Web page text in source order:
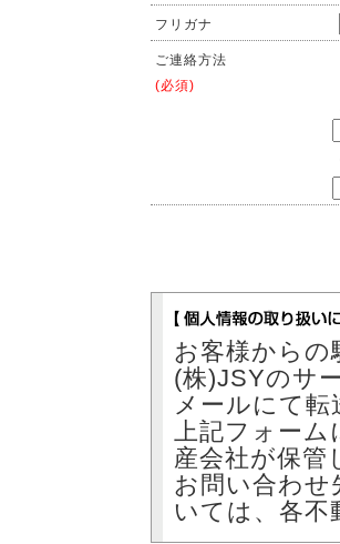
フリガナ
ご連絡方法
(必須)
お客様から
(株)JSYのサ
メールにて転
上記フォーム
産会社が保管
お問い合わせ
いては、各